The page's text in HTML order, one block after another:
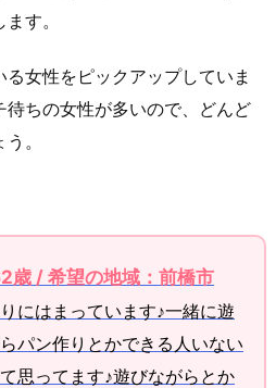
す。
女性をピックアップしていま
ちの女性が多いので、どんど
。
歳 / 希望の地域：前橋市
にはまっています♪一緒に遊
パン作りとかできる人いない
思ってます♪遊びながらとか